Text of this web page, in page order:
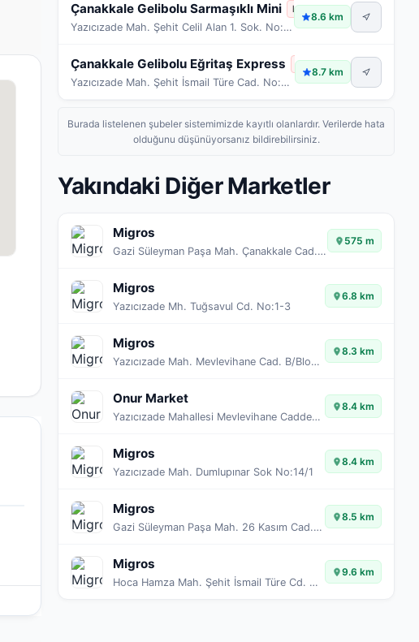
Çanakkale Gelibolu Sarmaşıklı Mini Kapalı
Yazıcızade Mah. Şehit Celil Alan 1. Sok. No:34-36
8.6 km
Çanakkale Gelibolu Eğritaş Express Kapalı
Yazıcızade Mah. Şehit İsmail Türe Cad. No:13/A
8.7 km
Burada listelenen şubeler sistemimizde kayıtlı olanlardır. Verilerde hata
olduğunu düşünüyorsanız bildirebilirsiniz.
Yakındaki Diğer Marketler
Migros
Gazi Süleyman Paşa Mah. Çanakkale Cad. No:53
575 m
Migros
Yazıcızade Mh. Tuğsavul Cd. No:1-3
6.8 km
Migros
Yazıcızade Mah. Mevlevihane Cad. B/Blok No:18
8.3 km
Onur Market
Yazıcızade Mahallesi Mevlevihane Caddesi, Cadde Gelibolu Sitesi A Blok Bina No:22/24
8.4 km
Migros
Yazıcızade Mah. Dumlupınar Sok No:14/1
8.4 km
Migros
Gazi Süleyman Paşa Mah. 26 Kasım Cad. No:53/A
8.5 km
Migros
Hoca Hamza Mah. Şehit İsmail Türe Cd. No: 54A
9.6 km